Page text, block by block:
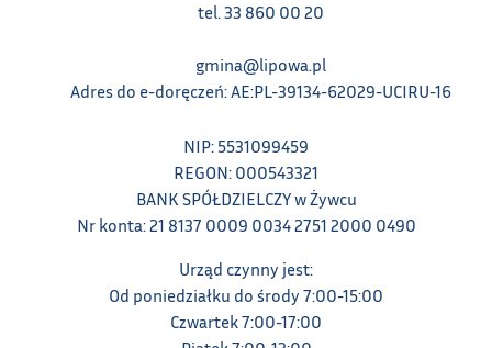
tel. 33 860 00 20
gmina@lipowa.pl
Adres do e-doręczeń: AE:PL-39134-62029-UCIRU-16
NIP: 5531099459
REGON: 000543321
BANK SPÓŁDZIELCZY w Żywcu
Nr konta: 21 8137 0009 0034 2751 2000 0490
Urząd czynny jest:
Od poniedziałku do środy 7:00-15:00
Czwartek 7:00-17:00